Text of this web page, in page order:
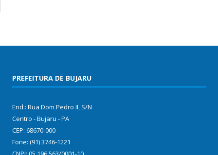
PREFEITURA DE BUJARU
End.: Rua Dom Pedro II, S/N
Centro - Bujaru - PA
CEP: 68670-000
Fone: (91) 3746-1221